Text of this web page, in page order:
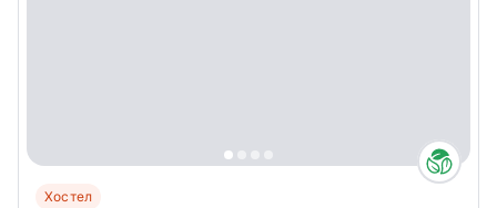
Хостел